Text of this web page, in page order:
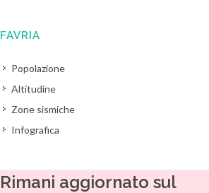
FAVRIA
Popolazione
Altitudine
Zone sismiche
Infografica
Rimani aggiornato sul